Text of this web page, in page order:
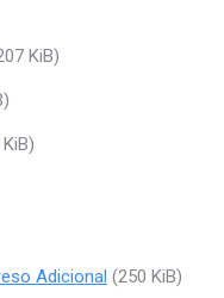
KiB)
Adicional (250 KiB)